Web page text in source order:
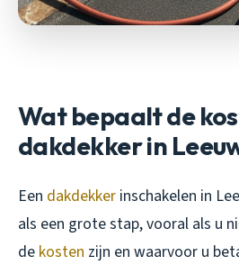
Wat bepaalt de
dakdekker in
Een dakdekker inschakelen in
als een grote stap, vooral als u
de kosten zijn en waarvoor u